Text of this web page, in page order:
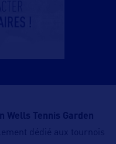
Wells Tennis Garden
dédié aux tournois